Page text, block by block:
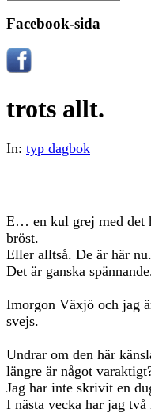
Facebook-sida
trots allt.
In: typ dagbok
E… en kul grej med det
bröst.
Eller alltså. De är här nu.
Det är ganska
Imorgon Växjö och jag
svejs.
Undrar om den här
längre är något
Jag har inte skrivit en
I nästa vecka har jag